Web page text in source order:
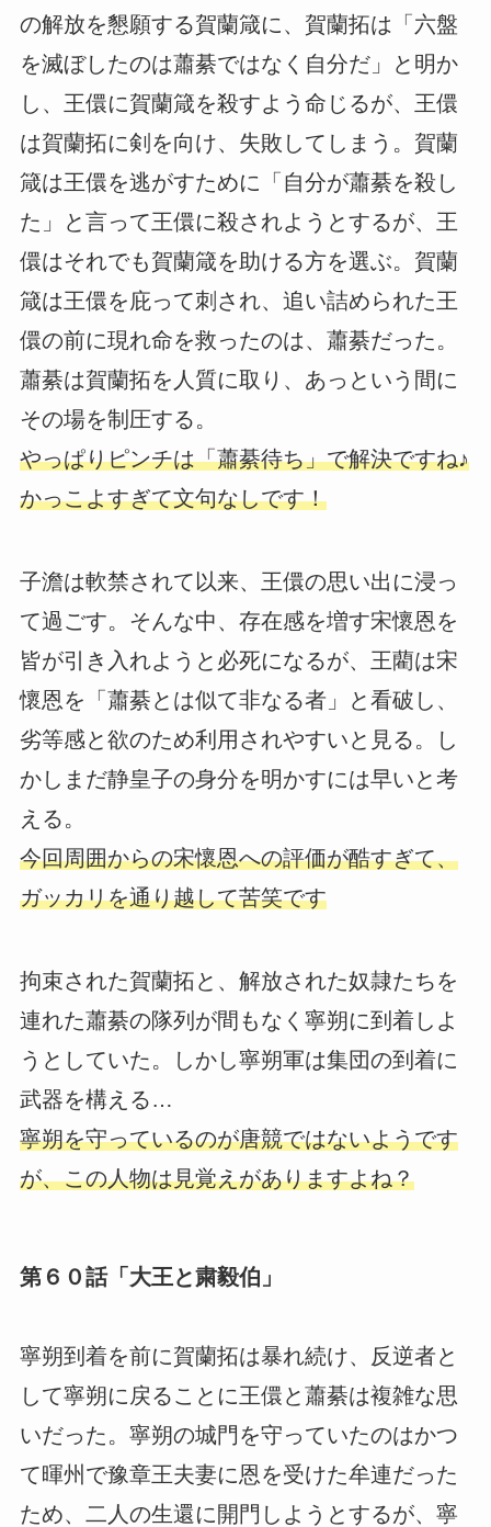
の解放を懇願する賀蘭箴に、賀蘭拓は「六盤
を滅ぼしたのは蕭綦ではなく自分だ」と明か
し、王儇に賀蘭箴を殺すよう命じるが、王儇
は賀蘭拓に剣を向け、失敗してしまう。賀蘭
箴は王儇を逃がすために「自分が蕭綦を殺し
た」と言って王儇に殺されようとするが、王
儇はそれでも賀蘭箴を助ける方を選ぶ。賀蘭
箴は王儇を庇って刺され、追い詰められた王
儇の前に現れ命を救ったのは、蕭綦だった。
蕭綦は賀蘭拓を人質に取り、あっという間に
その場を制圧する。
やっぱりピンチは「蕭綦待ち」で解決ですね♪
かっこよすぎて文句なしです！
子澹は軟禁されて以来、王儇の思い出に浸っ
て過ごす。そんな中、存在感を増す宋懷恩を
皆が引き入れようと必死になるが、王藺は宋
懷恩を「蕭綦とは似て非なる者」と看破し、
劣等感と欲のため利用されやすいと見る。し
かしまだ静皇子の身分を明かすには早いと考
える。
今回周囲からの宋懷恩への評価が酷すぎて、
ガッカリを通り越して苦笑です
拘束された賀蘭拓と、解放された奴隷たちを
連れた蕭綦の隊列が間もなく寧朔に到着しよ
うとしていた。しかし寧朔軍は集団の到着に
武器を構える…
寧朔を守っているのが唐競ではないようです
が、この人物は見覚えがありますよね？
第６０話「大王と粛毅伯」
寧朔到着を前に賀蘭拓は暴れ続け、反逆者と
して寧朔に戻ることに王儇と蕭綦は複雑な思
いだった。寧朔の城門を守っていたのはかつ
て暉州で豫章王夫妻に恩を受けた牟連だった
ため、二人の生還に開門しようとするが、寧